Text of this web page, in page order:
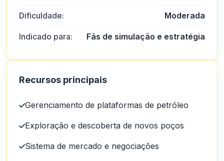
Dificuldade: Moderada
Indicado para: Fãs de simulação e estratégia
Recursos principais
Gerenciamento de plataformas de petróleo
Exploração e descoberta de novos poços
Sistema de mercado e negociações